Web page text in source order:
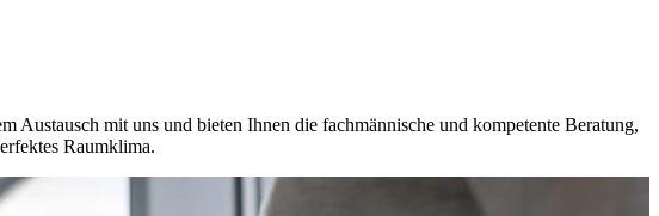
Austausch mit uns und bieten Ihnen die fachmännische und kompetente Beratung,
Raumklima.